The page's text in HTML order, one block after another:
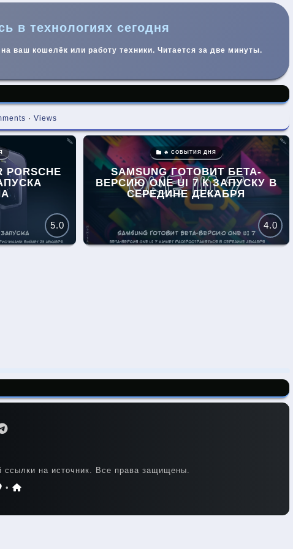
в технологиях сегодня
ваш кошелёк или работу техники. Читается за две минуты.
· Views
5.0
PORSCHE
4.0
🔥 СОБЫТИЯ ДНЯ
SAMSUNG ГОТОВИТ БЕТА-
ВЕРСИЮ ONE UI 7 К ЗАПУСКУ В
СЕРЕДИНЕ ДЕКАБРЯ
ссылки на источник. Все права защищены.
•